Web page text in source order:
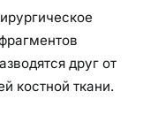
друг от
костной ткани.